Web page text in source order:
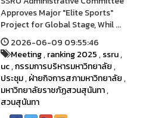
Approves Major "Elite Sports"
Project for Global Stage, Whil ...
2026-06-09 09:55:46
Meeting,ranking 2025,ssru,
uc,กรรมการบริหารมหาวิทยาลัย,
ประชุม,ฝ่ายกิจการสภามหาวิทยาลัย,
มหาวิทยาลัยราชภัฏสวนสุนันทา,
สวนสุนันทา